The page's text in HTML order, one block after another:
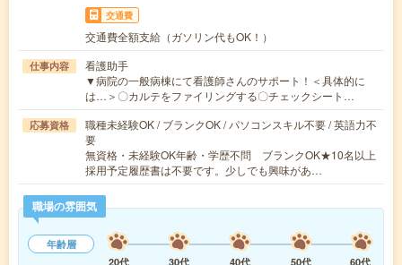
交通費
交通費全額支給（ガソリン代もOK！）
仕事内容
看護助手
▼病院の一般病棟にて看護師さんのサポート！＜具体的に
は…＞〇カルテをファイリングする〇チェックシート…
応募資格
職種未経験OK / ブランクOK / パソコンスキル不要 / 英語力不
要
無資格・未経験OK年齢・学歴不問 ブランクOK★10名以上
採用予定履歴書は不要です。少しでも興味があ…
職場の雰囲気
年齢層
20代
30代 40代 50代
60代